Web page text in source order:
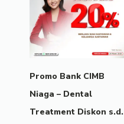
Promo Bank CIMB
Niaga – Dental
Treatment Diskon s.d.